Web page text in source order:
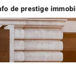
prestige